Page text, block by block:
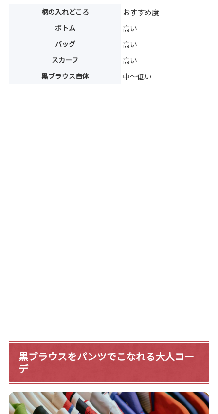
柄の入れどころ おすすめ度
ボトム 高い
バッグ 高い
スカーフ 高い
黒ブラウス自体 中〜低い
黒ブラウスをパンツでこなれる大人コー
デ